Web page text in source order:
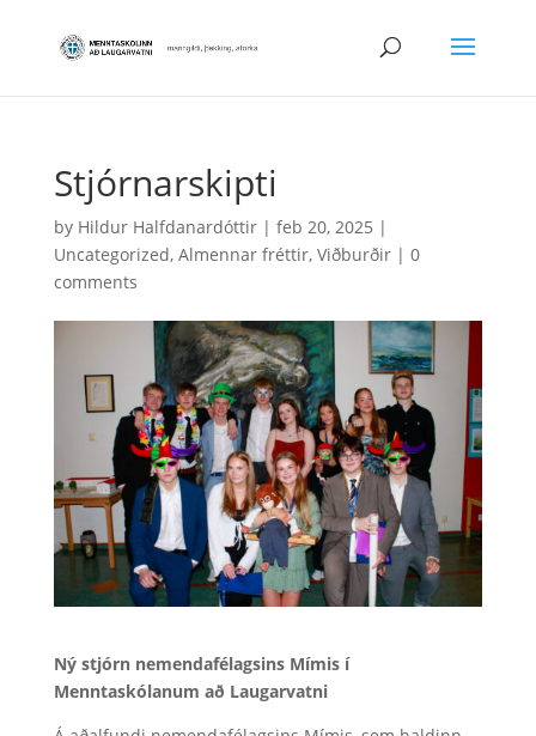
Stjórnarskipti
by Hildur Halfdanardóttir| feb 20, 2025 |
Uncategorized, Almennar fréttir, Viðburðir| 0
comments
Ný stjórn nemendafélagsins Mímis í
Menntaskólanum að Laugarvatni